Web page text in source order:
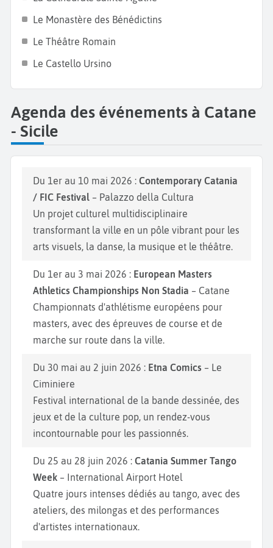
Jardin Public, idéal pour une balade tranquille avec
Ne manquez pas également la
Cuti pour un bain de soleil, et découvrez des sites
Le Monastère des Bénédictins
Le Théâtre Romain
Le Castello Ursino
Agenda des événements à Catane
- Sicile
Du 1er au 10 mai 2026 : Contemporary Catania
/ FIC Festival – Palazzo della Cultura
Un projet culturel multidisciplinaire
transformant la ville en un pôle vibrant pour les
arts visuels, la danse, la musique et le théâtre.
Du 1er au 3 mai 2026 : European Masters
Athletics Championships Non Stadia – Catane
Championnats d'athlétisme européens pour
masters, avec des épreuves de course et de
marche sur route dans la ville.
Du 30 mai au 2 juin 2026 : Etna Comics – Le
Ciminiere
Festival international de la bande dessinée, des
jeux et de la culture pop, un rendez-vous
incontournable pour les passionnés.
Du 25 au 28 juin 2026 : Catania Summer Tango
Week – International Airport Hotel
Quatre jours intenses dédiés au tango, avec des
ateliers, des milongas et des performances
d'artistes internationaux.